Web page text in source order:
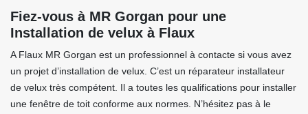
Fiez-vous à MR Gorgan pour une
Installation de velux à Flaux
A Flaux MR Gorgan est un professionnel à contacte si vous avez
un projet d’installation de velux. C’est un réparateur installateur
de velux très compétent. Il a toutes les qualifications pour installer
une fenêtre de toit conforme aux normes. N’hésitez pas à le